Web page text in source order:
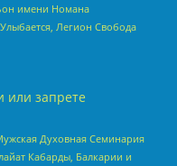
имени Номана
Легион Свобода
или запрете
Духовная Семинария
Кабарды, Балкарии и